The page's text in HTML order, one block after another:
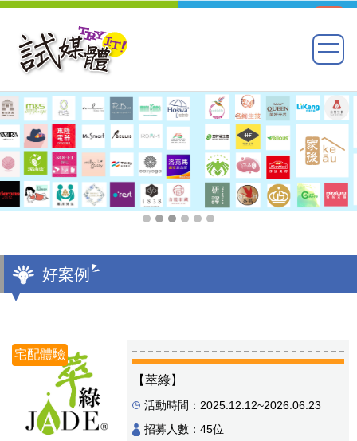
好案例
宅配體驗
【萃綠】
活動時間：2025.12.12~2026.06.23
招募人數：45位